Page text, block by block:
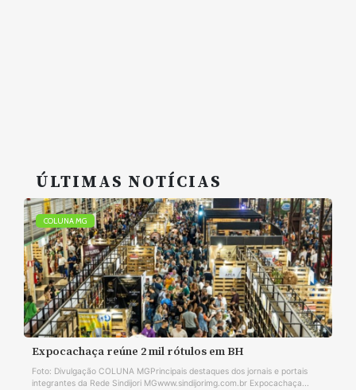
ÚLTIMAS NOTÍCIAS
COLUNA MG
Expocachaça reúne 2 mil rótulos em BH
Foto: Divulgação COLUNA MGPrincipais destaques dos jornais e portais
integrantes da Rede Sindijori MGwww.sindijorimg.com.br Expocachaça...